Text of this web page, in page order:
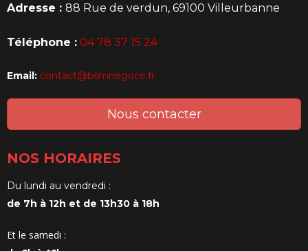
Adresse : 88 Rue de verdun, 69100 Villeurbanne
Téléphone : 04 78 37 15 24
Email: contact@bsmnegoce.fr
Nous contacter
NOS HORAIRES
Du lundi au vendredi :
de 7h à 12h et de 13h30 à 18h
Et le samedi :